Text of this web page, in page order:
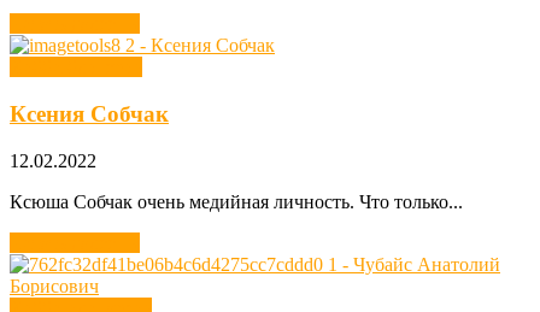
Ксения Собчак
12.02.2022
Ксюша Собчак очень медийная личность. Что только...